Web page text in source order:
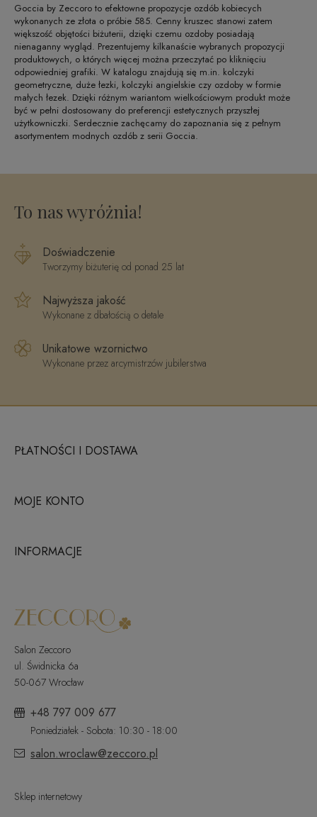
Goccia by Zeccoro to efektowne propozycje ozdób kobiecych
wykonanych ze złota o próbie 585. Cenny kruszec stanowi zatem
większość objętości biżuterii, dzięki czemu ozdoby posiadają
nienaganny wygląd. Prezentujemy kilkanaście wybranych propozycji
produktowych, o których więcej można przeczytać po kliknięciu
odpowiedniej grafiki. W katalogu znajdują się m.in. kolczyki
geometryczne, duże łezki, kolczyki angielskie czy ozdoby w formie
małych łezek. Dzięki różnym wariantom wielkościowym produkt może
być w pełni dostosowany do preferencji estetycznych przyszłej
użytkowniczki. Serdecznie zachęcamy do zapoznania się z pełnym
asortymentem modnych ozdób z serii Goccia.
To nas wyróżnia!
Doświadczenie
Tworzymy biżuterię od ponad 25 lat
Najwyższa jakość
Wykonane z dbałością o detale
Unikatowe wzornictwo
Wykonane przez arcymistrzów jubilerstwa
PŁATNOŚCI I DOSTAWA
MOJE KONTO
INFORMACJE
Salon Zeccoro
ul. Świdnicka 6a
50-067 Wrocław
+48 797 009 677
Poniedziałek - Sobota: 10:30 - 18:00
salon.wroclaw@zeccoro.pl
Sklep internetowy